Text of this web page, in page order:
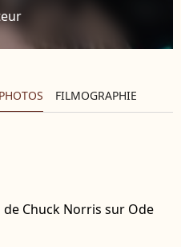
PHOTOS FILMOGRAPHIE
Chuck Norris sur Ode